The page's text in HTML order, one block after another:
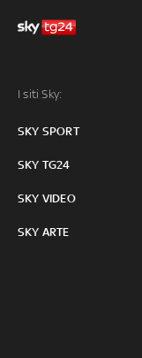
I siti Sky:
SKY SPORT
SKY TG24
SKY VIDEO
SKY ARTE